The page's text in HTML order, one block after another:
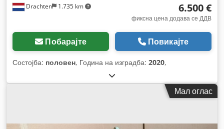
Drachten 1.735 km 6.500 €
фиксна цена додава се ДДВ
Побарајте Повикајте
Состојба: половен, Година на изградба: 2020,
Мал оглас